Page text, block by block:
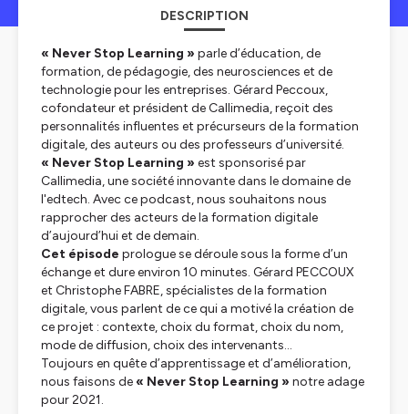
DESCRIPTION
« Never Stop Learning » parle d’éducation, de
formation, de pédagogie, des neurosciences et de
technologie pour les entreprises. Gérard Peccoux,
cofondateur et président de Callimedia, reçoit des
personnalités influentes et précurseurs de la formation
digitale, des auteurs ou des professeurs d’université.
« Never Stop Learning » est sponsorisé par
Callimedia, une société innovante dans le domaine de
l'edtech. Avec ce podcast, nous souhaitons nous
rapprocher des acteurs de la formation digitale
d’aujourd’hui et de demain.
Cet épisode prologue se déroule sous la forme d’un
échange et dure environ 10 minutes. Gérard PECCOUX
et Christophe FABRE, spécialistes de la formation
digitale, vous parlent de ce qui a motivé la création de
ce projet : contexte, choix du format, choix du nom,
mode de diffusion, choix des intervenants…
Toujours en quête d’apprentissage et d’amélioration,
nous faisons de « Never Stop Learning » notre adage
pour 2021.